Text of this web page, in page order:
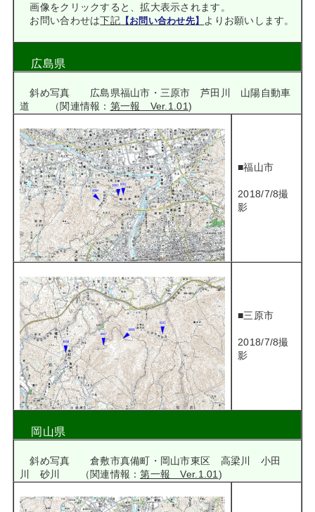
画像をクリックすると、拡大表示されます。
お問い合わせは下記【お問い合わせ先】 よりお願いします。
広島県
斜め写真 広島県福山市・三原市 芦田川 山陽自動車
道 （関連情報： 第一報 Ver.1.01)
■福山市
2018/7/8撮
影
■三原市
2018/7/8撮
影
岡山県
斜め写真 倉敷市真備町・岡山市東区 高梁川 小田
川 砂川 （関連情報：第一報 Ver.1.01 )